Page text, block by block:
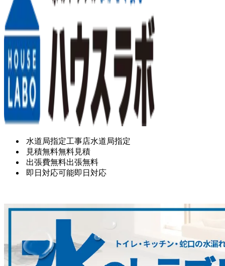
水道局指定工事店水道局指定
見積無料無料見積
出張費無料出張無料
即日対応可能即日対応